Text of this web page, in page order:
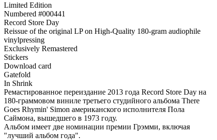
Limited Edition
Numbered #000441
Record Store Day
Reissue of the original LP on High-Quality 180-gram audiophile
vinylpressing
Exclusively Remastered
Stickers
Download card
Gatefold
In Shrink
Ремастированное переиздание 2013 года Record Store Day на
180-граммовом виниле третьего студийного альбома There
Goes Rhymin' Simon американского исполнителя Пола
Саймона, вышедшего в 1973 году.
Альбом имеет две номинации премии Грэмми, включая
"лучший альбом года".